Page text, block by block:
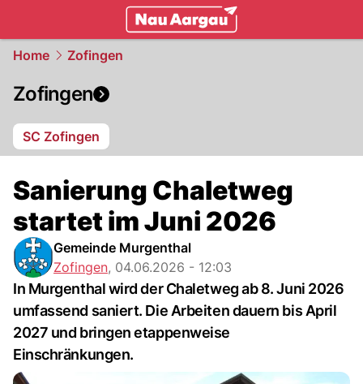
mittelland.
Home Zofingen
Zofingen
SC Zofingen
Sanierung Chaletweg
startet im Juni 2026
Gemeinde Murgenthal
Zofingen, 04.06.2026 - 12:03
In Murgenthal wird der Chaletweg ab 8. Juni 2026
umfassend saniert. Die Arbeiten dauern bis April
2027 und bringen etappenweise
Einschränkungen.